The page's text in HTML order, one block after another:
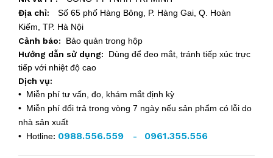
Địa chỉ:
Số 65 phố Hàng Bông, P. Hàng Gai, Q. Hoàn
Kiếm, TP. Hà Nội
Cảnh báo: Bảo quản trong hộp
Hướng dẫn sử dụng: Dùng để đeo mắt, tránh tiếp xúc trực
tiếp với nhiệt độ cao
Dịch vụ:
• Miễn phí tư vấn, đo, khám mắt định kỳ
• Miễn phí đổi trả trong vòng 7 ngày nếu sản phẩm có lỗi do
nhà sản xuất
• Hotline: 0988.556.559 - 0961.355.556